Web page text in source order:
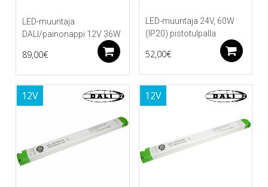
LED-muuntaja
DALI/painonappi 12V 36W
89,00€ Lisää ostoskoriin
LED-muuntaja 24V, 60W
(IP20) pistotulpalla
52,00€
12V 12V